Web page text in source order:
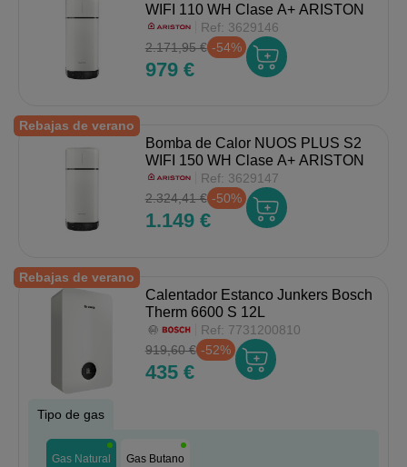
WIFI 110 WH Clase A+ ARISTON
Ref: 3629146
2.171,95 € -54%
979 €
Rebajas de verano
Bomba de Calor NUOS PLUS S2
WIFI 150 WH Clase A+ ARISTON
Ref: 3629147
2.324,41 € -50%
1.149 €
Rebajas de verano
Calentador Estanco Junkers Bosch
Therm 6600 S 12L
Ref: 7731200810
919,60 € -52%
435 €
Tipo de gas
Gas Natural Gas Butano